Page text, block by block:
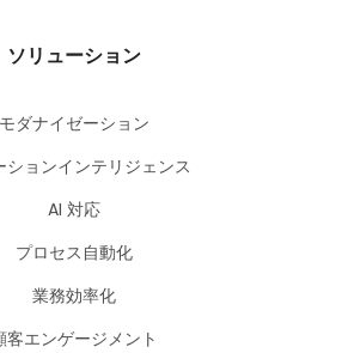
ソリューション
モダナイゼーション
ションインテリジェンス
AI 対応
プロセス自動化
業務効率化
客エンゲージメント